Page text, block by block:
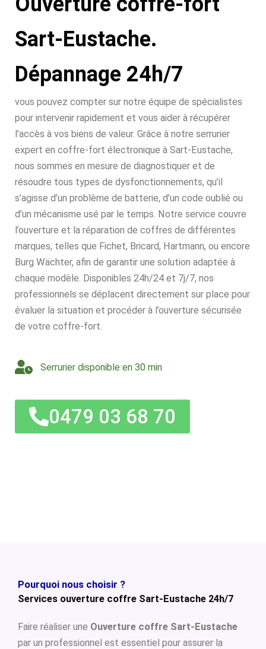
Sart-Eustache.
Dépannage 24h/7
vous pouvez compter sur notre équipe de spécialistes
pour intervenir rapidement et vous aider à récupérer
l’accès à vos biens de valeur. Grâce à notre serrurier
expert en coffre-fort électronique à Sart-Eustache,
nous sommes en mesure de diagnostiquer et de
résoudre tous types de dysfonctionnements, qu’il
s’agisse d’un problème de batterie, d’un code oublié ou
d’un mécanisme usé par le temps. Notre service couvre
l’ouverture et la réparation de coffres de différentes
marques, telles que Fichet, Bricard, Hartmann, ou encore
Burg Wächter, afin de garantir une solution adaptée à
chaque modèle. Disponibles 24h/24 et 7j/7, nos
professionnels se déplacent directement sur place pour
évaluer la situation et procéder à l’ouverture sécurisée
de votre coffre-fort.
Serrurier disponible en 30 min
0479 03 68 70
Pourquoi nous choisir ?
Services ouverture coffre Sart-Eustache 24h/7
Faire réaliser une Ouverture coffre Sart-Eustache
par un professionnel est essentiel pour assurer la